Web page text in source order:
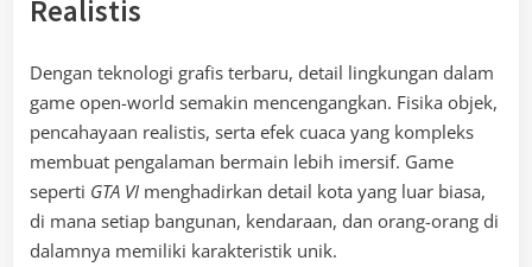
Realistis
Dengan teknologi grafis terbaru, detail lingkungan dalam
game open-world semakin mencengangkan. Fisika objek,
pencahayaan realistis, serta efek cuaca yang kompleks
membuat pengalaman bermain lebih imersif. Game
seperti GTA VI menghadirkan detail kota yang luar biasa,
di mana setiap bangunan, kendaraan, dan orang-orang di
dalamnya memiliki karakteristik unik.